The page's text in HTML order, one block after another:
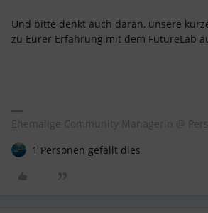
Und bitte denkt auch daran, unsere
zu Eurer Erfahrung mit dem FutureLab
Ehemalige Community Managerin @
1 Personen gefällt dies